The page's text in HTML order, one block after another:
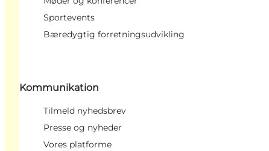
Sportevents
Bæredygtig forretningsudvikling
Kommunikation
Tilmeld nyhedsbrev
Presse og nyheder
Vores platforme